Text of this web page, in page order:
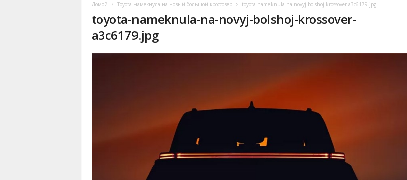
Домой Toyota намекнула на новый большой кроссовер toyota-nameknula-na-novyj-bolshoj-krossover-a3c6179.jpg
toyota-nameknula-na-novyj-bolshoj-krossover-
a3c6179.jpg